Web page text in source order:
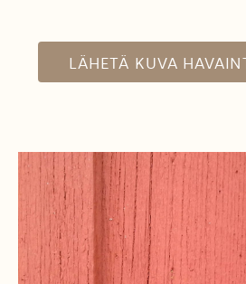
LÄHETÄ KUVA